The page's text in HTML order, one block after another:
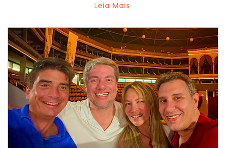
Leia Mais